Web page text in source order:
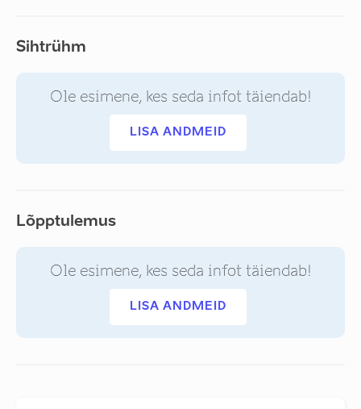
Sihtrühm
Ole esimene, kes seda infot täiendab!
LISA ANDMEID
Lõpptulemus
Ole esimene, kes seda infot täiendab!
LISA ANDMEID